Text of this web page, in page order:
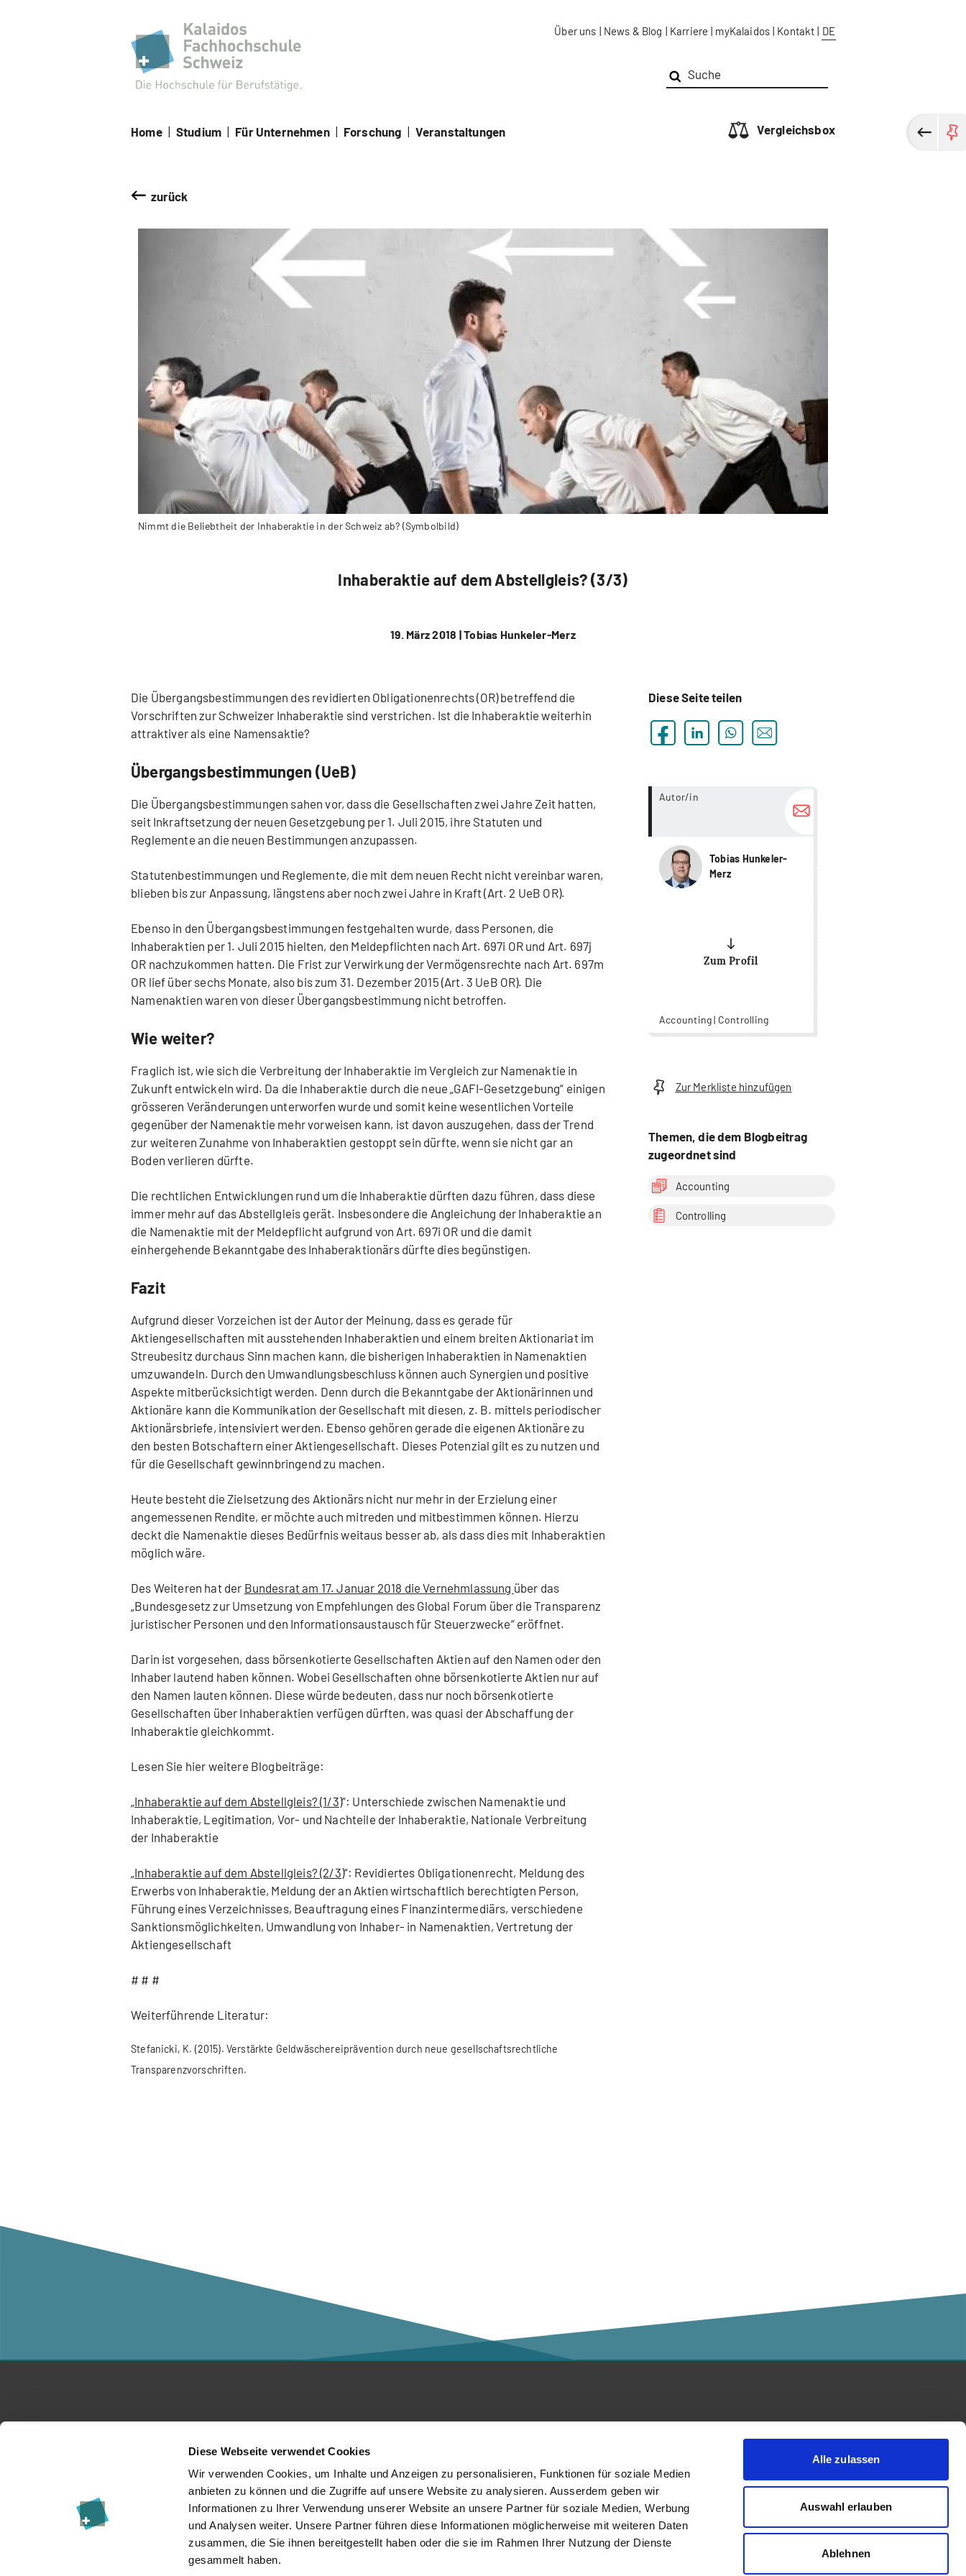
Diese Webseite verwendet Cookies
Wir verwenden Cookies, um Inhalte und Anzeigen zu personalisieren, Funktionen für soziale Medien
anbieten zu können und die Zugriffe auf unsere Website zu analysieren. Ausserdem geben wir
Informationen zu Ihrer Verwendung unserer Website an unsere Partner für soziale Medien, Werbung
und Analysen weiter. Unsere Partner führen diese Informationen möglicherweise mit weiteren Daten
zusammen, die Sie ihnen bereitgestellt haben oder die sie im Rahmen Ihrer Nutzung der Dienste
gesammelt haben.
Alle zulassen
Auswahl erlauben
Ablehnen
Über uns | News & Blog | Karriere | myKalaidos | Kontakt | DE
Home | Studium | Für Unternehmen | Forschung | Veranstaltungen Vergleichsbox
zurück
Nimmt die Beliebtheit der Inhaberaktie in der Schweiz ab? (Symbolbild)
Inhaberaktie auf dem Abstellgleis? (3/3)
19. März 2018 |Tobias Hunkeler-Merz
Die Übergangsbestimmungen des revidierten Obligationenrechts (OR) betreffend die
Vorschriften zur Schweizer Inhaberaktie sind verstrichen. Ist die Inhaberaktie weiterhin
attraktiver als eine Namensaktie?
Übergangsbestimmungen (UeB)
Die Übergangsbestimmungen sahen vor, dass die Gesellschaften zwei Jahre Zeit hatten,
seit Inkraftsetzung der neuen Gesetzgebung per 1. Juli 2015, ihre Statuten und
Reglemente an die neuen Bestimmungen anzupassen.
Statutenbestimmungen und Reglemente, die mit dem neuen Recht nicht vereinbar waren,
blieben bis zur Anpassung, längstens aber noch zwei Jahre in Kraft (Art. 2 UeB OR).
Ebenso in den Übergangsbestimmungen festgehalten wurde, dass Personen, die
Inhaberaktien per 1. Juli 2015 hielten, den Meldepflichten nach Art. 697i OR und Art. 697j
OR nachzukommen hatten. Die Frist zur Verwirkung der Vermögensrechte nach Art. 697m
OR lief über sechs Monate, also bis zum 31. Dezember 2015 (Art. 3 UeB OR). Die
Namenaktien waren von dieser Übergangsbestimmung nicht betroffen.
Wie weiter?
Fraglich ist, wie sich die Verbreitung der Inhaberaktie im Vergleich zur Namenaktie in
Zukunft entwickeln wird. Da die Inhaberaktie durch die neue „GAFI-Gesetzgebung“ einigen
grösseren Veränderungen unterworfen wurde und somit keine wesentlichen Vorteile
gegenüber der Namenaktie mehr vorweisen kann, ist davon auszugehen, dass der Trend
zur weiteren Zunahme von Inhaberaktien gestoppt sein dürfte, wenn sie nicht gar an
Boden verlieren dürfte.
Die rechtlichen Entwicklungen rund um die Inhaberaktie dürften dazu führen, dass diese
immer mehr auf das Abstellgleis gerät. Insbesondere die Angleichung der Inhaberaktie an
die Namenaktie mit der Meldepflicht aufgrund von Art. 697i OR und die damit
einhergehende Bekanntgabe des Inhaberaktionärs dürfte dies begünstigen.
Fazit
Aufgrund dieser Vorzeichen ist der Autor der Meinung, dass es gerade für
Aktiengesellschaften mit ausstehenden Inhaberaktien und einem breiten Aktionariat im
Streubesitz durchaus Sinn machen kann, die bisherigen Inhaberaktien in Namenaktien
umzuwandeln. Durch den Umwandlungsbeschluss können auch Synergien und positive
Aspekte mitberücksichtigt werden. Denn durch die Bekanntgabe der Aktionärinnen und
Aktionäre kann die Kommunikation der Gesellschaft mit diesen, z. B. mittels periodischer
Aktionärsbriefe, intensiviert werden. Ebenso gehören gerade die eigenen Aktionäre zu
den besten Botschaftern einer Aktiengesellschaft. Dieses Potenzial gilt es zu nutzen und
für die Gesellschaft gewinnbringend zu machen.
Heute besteht die Zielsetzung des Aktionärs nicht nur mehr in der Erzielung einer
angemessenen Rendite, er möchte auch mitreden und mitbestimmen können. Hierzu
deckt die Namenaktie dieses Bedürfnis weitaus besser ab, als dass dies mit Inhaberaktien
möglich wäre.
Des Weiteren hat der Bundesrat am 17. Januar 2018 die Vernehmlassung über das
„Bundesgesetz zur Umsetzung von Empfehlungen des Global Forum über die Transparenz
juristischer Personen und den Informationsaustausch für Steuerzwecke“ eröffnet.
Darin ist vorgesehen, dass börsenkotierte Gesellschaften Aktien auf den Namen oder den
Inhaber lautend haben können. Wobei Gesellschaften ohne börsenkotierte Aktien nur auf
den Namen lauten können. Diese würde bedeuten, dass nur noch börsenkotierte
Gesellschaften über Inhaberaktien verfügen dürften, was quasi der Abschaffung der
Inhaberaktie gleichkommt.
Lesen Sie hier weitere Blogbeiträge:
„Inhaberaktie auf dem Abstellgleis? (1/3)“: Unterschiede zwischen Namenaktie und
Inhaberaktie, Legitimation, Vor- und Nachteile der Inhaberaktie, Nationale Verbreitung
der Inhaberaktie
„Inhaberaktie auf dem Abstellgleis? (2/3)“: Revidiertes Obligationenrecht, Meldung des
Erwerbs von Inhaberaktie, Meldung der an Aktien wirtschaftlich berechtigten Person,
Führung eines Verzeichnisses, Beauftragung eines Finanzintermediärs, verschiedene
Sanktionsmöglichkeiten, Umwandlung von Inhaber- in Namenaktien, Vertretung der
Aktiengesellschaft
# # #
Weiterführende Literatur:
Stefanicki, K. (2015). Verstärkte Geldwäschereiprävention durch neue gesellschaftsrechtliche
Transparenzvorschriften.
Diese Seite teilen
Autor/in
Tobias Hunkeler-
Merz
Zum Profil
Accounting | Controlling
more...
Zur Merkliste hinzufügen
Themen, die dem Blogbeitrag
zugeordnet sind
Accounting
Controlling
Für Unternehmen
Veranstaltungen
News & Blog
Über die Kalaidos FH
Datenschutzerklärung
Impressum
Mitglied von:
Kalaidos Fachhochschule